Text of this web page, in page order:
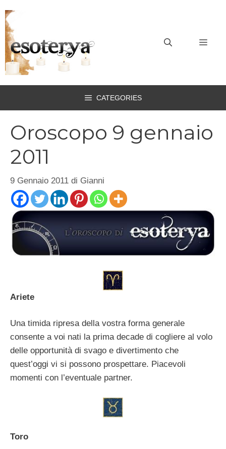
al
contenuto
CATEGORIES
Oroscopo 9 gennaio
2011
9 Gennaio 2011 di Gianni
Ariete
Una timida ripresa della vostra forma generale
consente a voi nati la prima decade di cogliere al volo
delle opportunità di svago e divertimento che
quest’oggi vi si possono prospettare. Piacevoli
momenti con l’eventuale partner.
Toro